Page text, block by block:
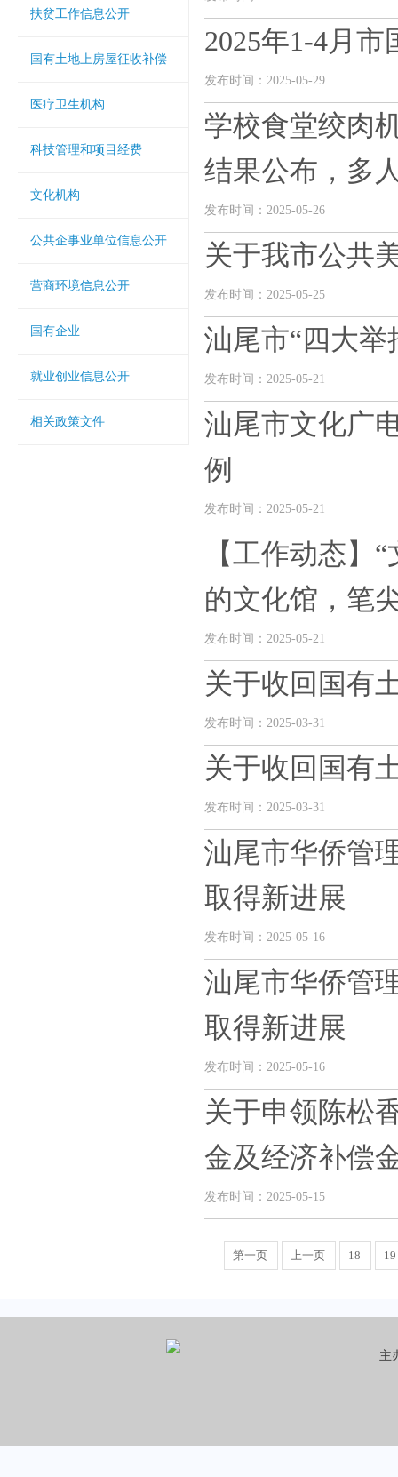
扶贫工作信息公开
国有土地上房屋征收补偿
医疗卫生机构
科技管理和项目经费
文化机构
公共企事业单位信息公开
营商环境信息公开
国有企业
就业创业信息公开
相关政策文件
2025年1-4月
发布时间：2025-05-29
学校食堂绞肉
结果公布，多
发布时间：2025-05-26
关于我市公共
发布时间：2025-05-25
汕尾市“四大
发布时间：2025-05-21
汕尾市文化广
例
发布时间：2025-05-21
【工作动态】
的文化馆，笔
发布时间：2025-05-21
关于收回国有
发布时间：2025-03-31
关于收回国有
发布时间：2025-03-31
汕尾市华侨管
取得新进展
发布时间：2025-05-16
汕尾市华侨管
取得新进展
发布时间：2025-05-16
关于申领陈松
金及经济补偿
发布时间：2025-05-15
第一页 上一页 18 19
主